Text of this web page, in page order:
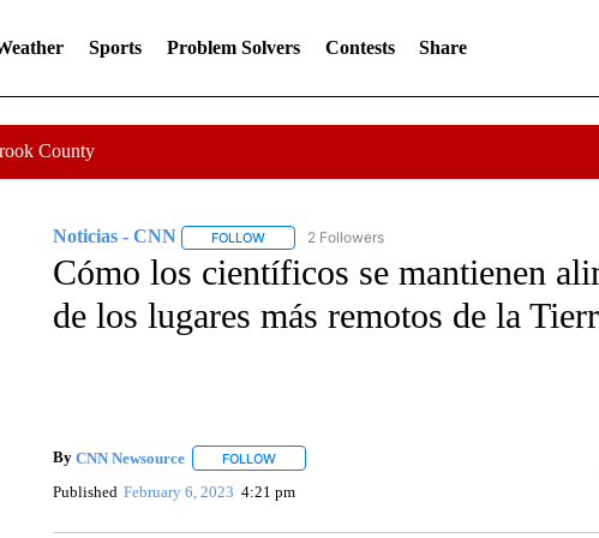
Sports Problem Solvers Contests Share
County
Noticias - CNN FOLLOWFOLLOW "NOTICIAS - CNN" TO RECEIVE
2 Followers
Cómo los científicos se mantienen
de los lugares más remotos de la
By CNN Newsource FOLLOWFOLLOW "" TO RECEIVE NOTIFICATIONS ABOUT
Published February 6, 2023 4:21 pm